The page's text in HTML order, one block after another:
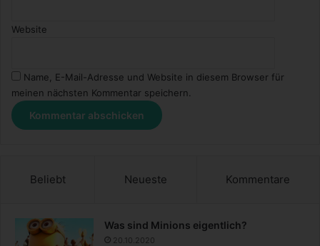
Website
Name, E-Mail-Adresse und Website in diesem Browser für
meinen nächsten Kommentar speichern.
Beliebt Neueste Kommentare
Was sind Minions eigentlich?
20.10.2020